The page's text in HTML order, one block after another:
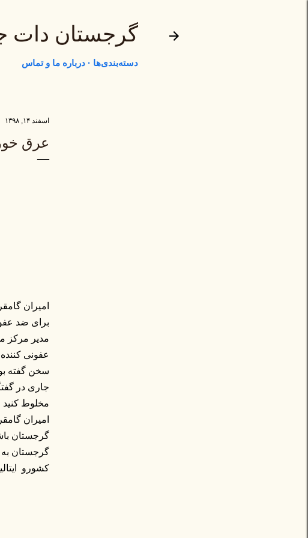
گرجستان دات
دسته‌بندی‌ها درباره ما و تماس
اسفند ۱۴, ۱۳۹۸
عرق
امیران
برای ضد
مدیر مرکز
عفونی
جاری در
مخلوط کنید
امیران
گرجستان
گرجستان به
کشورو